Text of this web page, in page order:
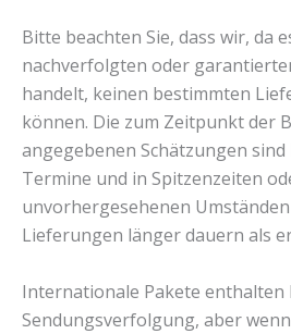
Bitte beachten Sie, dass wir, da
nachverfolgten oder
handelt, keinen bestimmten
können. Die zum Zeitpunkt der
angegebenen Schätzungen
Termine und in Spitzenzeiten
unvorhergesehenen
Lieferungen länger dauern als
Internationale Pakete enthalten
Sendungsverfolgung, aber